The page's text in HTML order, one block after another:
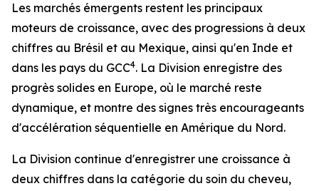
Les marchés émergents restent les principaux
moteurs de croissance, avec des progressions à deux
chiffres au Brésil et au Mexique, ainsi qu'en Inde et
dans les pays du GCC4. La Division enregistre des
progrès solides en Europe, où le marché reste
dynamique, et montre des signes très encourageants
d'accélération séquentielle en Amérique du Nord.
La Division continue d'enregistrer une croissance à
deux chiffres dans la catégorie du soin du cheveu,